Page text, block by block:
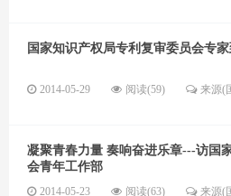
国家知识产权局专利复审委员会专
2014-05-29 阅读(59) 来源(
凝聚青春力量 奏响奋进乐章---访国
会青年工作部
2014-05-23 阅读(63) 来源(